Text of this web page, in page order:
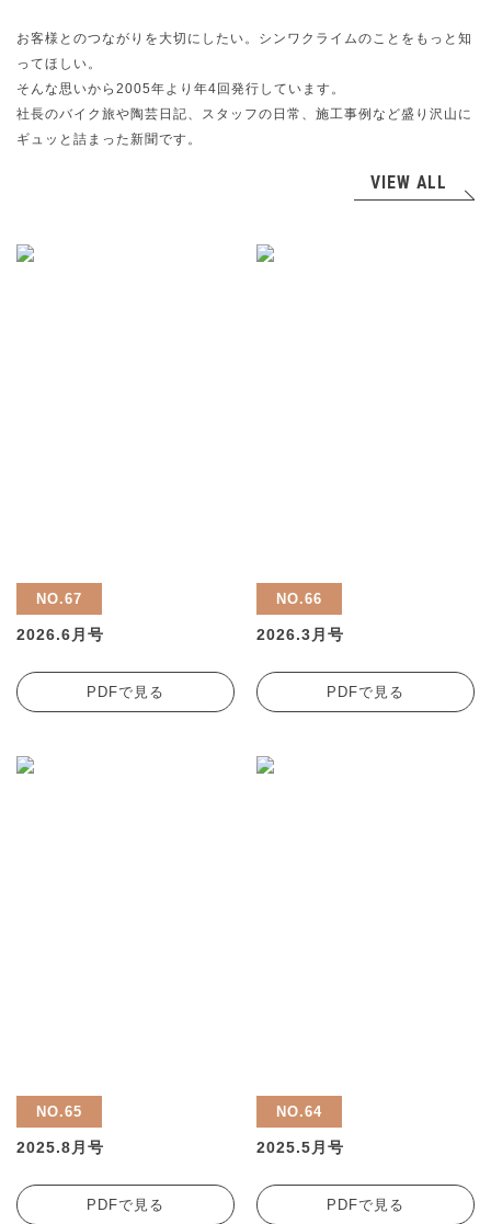
お客様とのつながりを大切にしたい。シンワクライムのことをもっと知
ってほしい。
そんな思いから2005年より年4回発行しています。
社長のバイク旅や陶芸日記、スタッフの日常、施工事例など盛り沢山に
ギュッと詰まった新聞です。
VIEW ALL
NO.67
2026.6月号
PDFで見る
NO.66
2026.3月号
PDFで見る
NO.65
2025.8月号
PDFで見る
NO.64
2025.5月号
PDFで見る